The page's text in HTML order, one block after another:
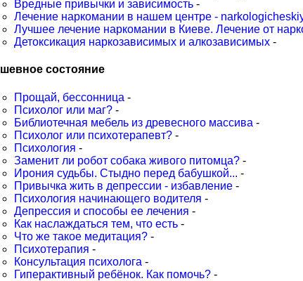
Вредные привычки и зависимость -
Лечение наркомании в нашем центре -
Лучшее лечение наркомании в Киеве. Лечение от
Детоксикация наркозависимых и алкозависимых -
состояние
Прощай, бессонница -
Психолог или маг? -
Библиотечная мебель из древесного массива -
Психолог или психотерапевт? -
Психология -
Заменит ли робот собака живого питомца? -
Ирония судьбы. Стыдно перед бабушкой... -
Привычка жить в депрессии - избавление -
Психология начинающего водителя -
Депрессия и способы ее лечения -
Как наслаждаться тем, что есть -
Что же такое медитация? -
Психотерапия -
Консультация психолога -
Гиперактивный ребёнок. Как помочь? -